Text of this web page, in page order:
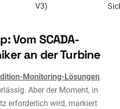
V3)
Vom SCADA-
an der Turbine
Monitoring-Lösungen
Aber der Moment, in
erforderlich wird, markiert